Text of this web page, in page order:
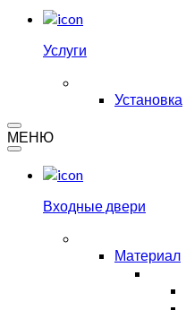
Услуги
Установка
МЕНЮ
Входные двери
Материал